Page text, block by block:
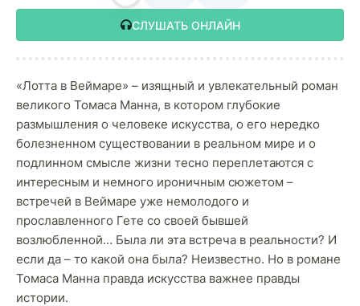
СЛУШАТЬ ОНЛАЙН
«Лотта в Веймаре» – изящный и увлекательный роман
великого Томаса Манна, в котором глубокие
размышления о человеке искусства, о его нередко
болезненном существовании в реальном мире и о
подлинном смысле жизни тесно переплетаются с
интересным и немного ироничным сюжетом –
встречей в Веймаре уже немолодого и
прославленного Гете со своей бывшей
возлюбленной… Была ли эта встреча в реальности? И
если да – то какой она была? Неизвестно. Но в романе
Томаса Манна правда искусства важнее правды
истории.